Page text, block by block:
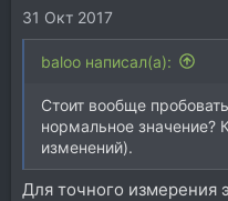
31 Окт 2017
baloo написал(а):
Стоит вообще
нормальное значение?
изменений).
Для точного измерения